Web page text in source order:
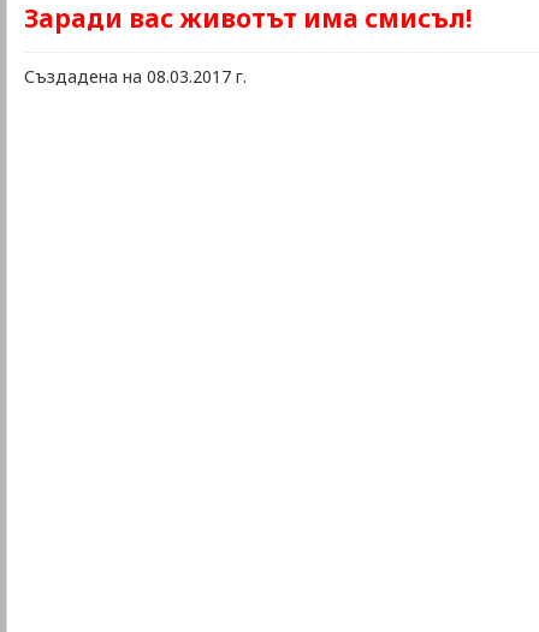
Заради вас животът има смисъл!
Създадена на 08.03.2017 г.